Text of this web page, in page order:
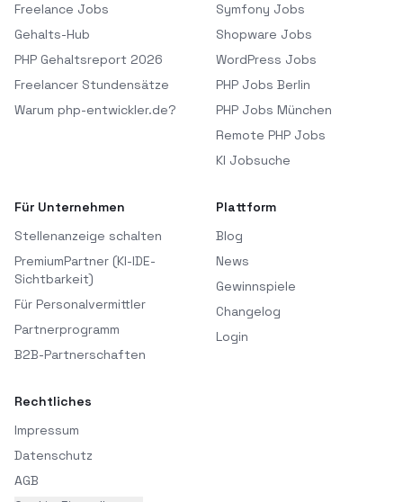
Freelance Jobs
Gehalts-Hub
PHP Gehaltsreport 2026
Freelancer Stundensätze
Warum php-entwickler.de?
Symfony Jobs
Shopware Jobs
WordPress Jobs
PHP Jobs Berlin
PHP Jobs München
Remote PHP Jobs
KI Jobsuche
Für Unternehmen
Stellenanzeige schalten
PremiumPartner (KI-IDE-
Sichtbarkeit)
Für Personalvermittler
Partnerprogramm
B2B-Partnerschaften
Plattform
Blog
News
Gewinnspiele
Changelog
Login
Rechtliches
Impressum
Datenschutz
AGB